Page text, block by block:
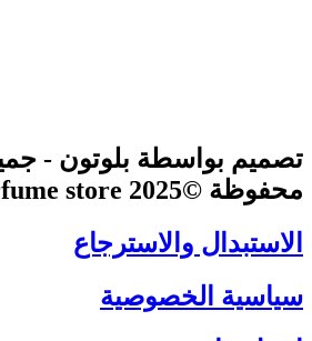
تصميم بواسطة بلوتون -
محفوظة ©2025 classic perfume store
الاستبدال والاسترجاع
سياسية الخصوصية